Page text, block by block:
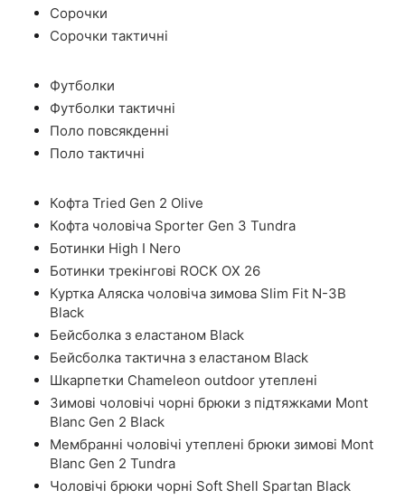
Сорочки
Сорочки тактичні
Футболки
Футболки тактичні
Поло повсякденні
Поло тактичні
Кофта Tried Gen 2 Olive
Кофта чоловіча Sporter Gen 3 Tundra
Ботинки High I Nero
Ботинки трекінгові ROCK OX 26
Куртка Аляска чоловіча зимова Slim Fit N-3B
Black
Бейсболка з еластаном Black
Бейсболка тактична з еластаном Black
Шкарпетки Chameleon outdoor утеплені
Зимові чоловічі чорні брюки з підтяжками Mont
Blanc Gen 2 Black
Мембранні чоловічі утеплені брюки зимові Mont
Blanc Gen 2 Tundra
Чоловічі брюки чорні Soft Shell Spartan Black